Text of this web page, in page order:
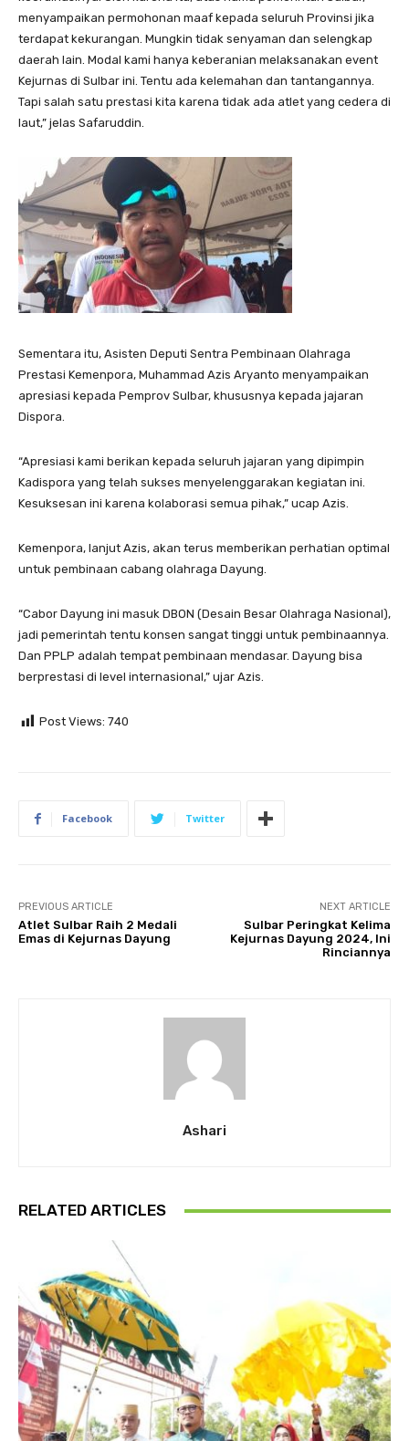
menyampaikan permohonan maaf kepada seluruh Provinsi jika
terdapat kekurangan. Mungkin tidak senyaman dan selengkap
daerah lain. Modal kami hanya keberanian melaksanakan event
Kejurnas di Sulbar ini. Tentu ada kelemahan dan tantangannya.
Tapi salah satu prestasi kita karena tidak ada atlet yang cedera di
laut,” jelas Safaruddin.
Sementara itu, Asisten Deputi Sentra Pembinaan Olahraga
Prestasi Kemenpora, Muhammad Azis Aryanto menyampaikan
apresiasi kepada Pemprov Sulbar, khususnya kepada jajaran
Dispora.
“Apresiasi kami berikan kepada seluruh jajaran yang dipimpin
Kadispora yang telah sukses menyelenggarakan kegiatan ini.
Kesuksesan ini karena kolaborasi semua pihak,” ucap Azis.
Kemenpora, lanjut Azis, akan terus memberikan perhatian optimal
untuk pembinaan cabang olahraga Dayung.
“Cabor Dayung ini masuk DBON (Desain Besar Olahraga Nasional),
jadi pemerintah tentu konsen sangat tinggi untuk pembinaannya.
Dan PPLP adalah tempat pembinaan mendasar. Dayung bisa
berprestasi di level internasional,” ujar Azis.
Post Views: 740
Facebook Twitter
PREVIOUS ARTICLE
Atlet Sulbar Raih 2 Medali
Emas di Kejurnas Dayung
NEXT ARTICLE
Sulbar Peringkat Kelima
Kejurnas Dayung 2024, Ini
Rinciannya
Ashari
RELATED ARTICLES